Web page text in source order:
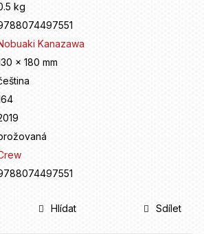
kg
Kanazawa
x 180 mm
Hlídat Sdílet